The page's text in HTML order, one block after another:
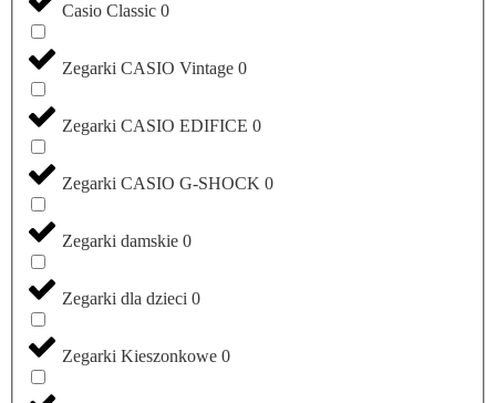
Casio Classic 0
Zegarki CASIO Vintage 0
Zegarki CASIO EDIFICE 0
Zegarki CASIO G-SHOCK 0
Zegarki damskie 0
Zegarki dla dzieci 0
Zegarki Kieszonkowe 0